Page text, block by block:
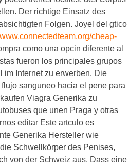
Der richtige Einsatz des
Folgen. Joyel del gtico
cheap-
como una opcin diferente al
fueron los principales grupos
im Internet zu erwerben. Die
sanguneo hacia el pene para
Viagra Generika zu
que unen Praga y otras
editar Este artculo es
Generika Hersteller wie
Schwellkörper des Penises,
von der Schweiz aus. Dass eine